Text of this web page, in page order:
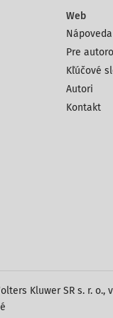
Web
Nápoveda
Pre
Kľúčové
Autori
Kontakt
Kluwer SR s. r. o.,